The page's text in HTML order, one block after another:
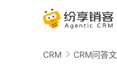
CRM CRM问答